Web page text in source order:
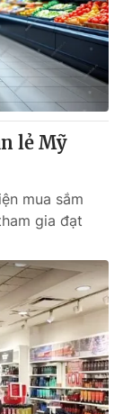
có sự chấp
hành lại
lẻ Mỹ
mua sắm
gia đạt